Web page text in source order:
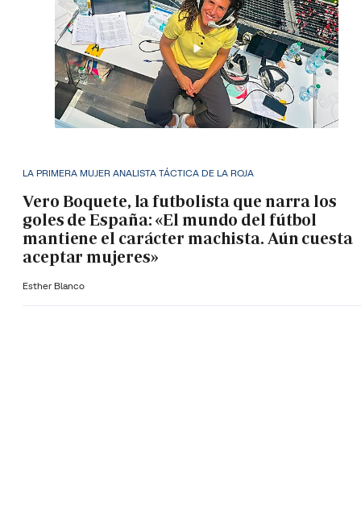
LA PRIMERA MUJER ANALISTA TÁCTICA DE LA ROJA
Vero Boquete, la futbolista que narra los
goles de España: «El mundo del fútbol
mantiene el carácter machista. Aún cuesta
aceptar mujeres»
Esther Blanco